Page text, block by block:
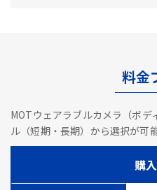
料金
MOTウェアラブルカメラ（ボデ
ル（短期・長期）から選択が可能
購入